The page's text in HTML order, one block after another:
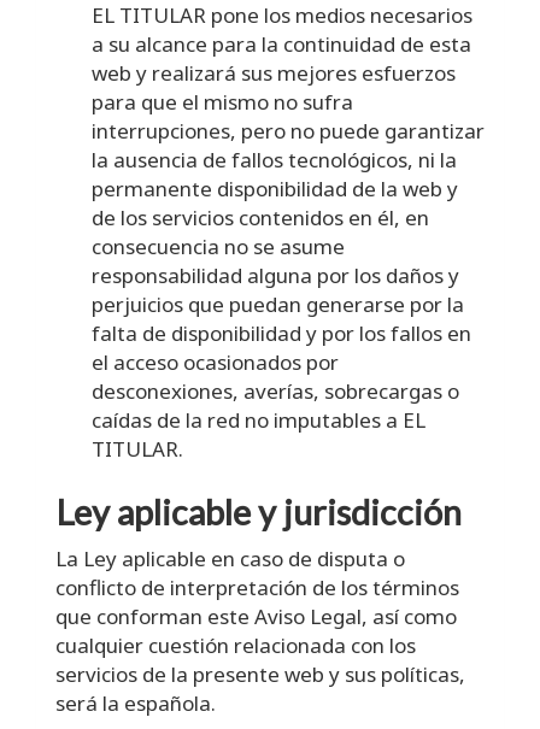
EL TITULAR pone los medios necesarios
a su alcance para la continuidad de esta
web y realizará sus mejores esfuerzos
para que el mismo no sufra
interrupciones, pero no puede garantizar
la ausencia de fallos tecnológicos, ni la
permanente disponibilidad de la web y
de los servicios contenidos en él, en
consecuencia no se asume
responsabilidad alguna por los daños y
perjuicios que puedan generarse por la
falta de disponibilidad y por los fallos en
el acceso ocasionados por
desconexiones, averías, sobrecargas o
caídas de la red no imputables a EL
TITULAR.
Ley aplicable y jurisdicción
La Ley aplicable en caso de disputa o
conflicto de interpretación de los términos
que conforman este Aviso Legal, así como
cualquier cuestión relacionada con los
servicios de la presente web y sus políticas,
será la española.